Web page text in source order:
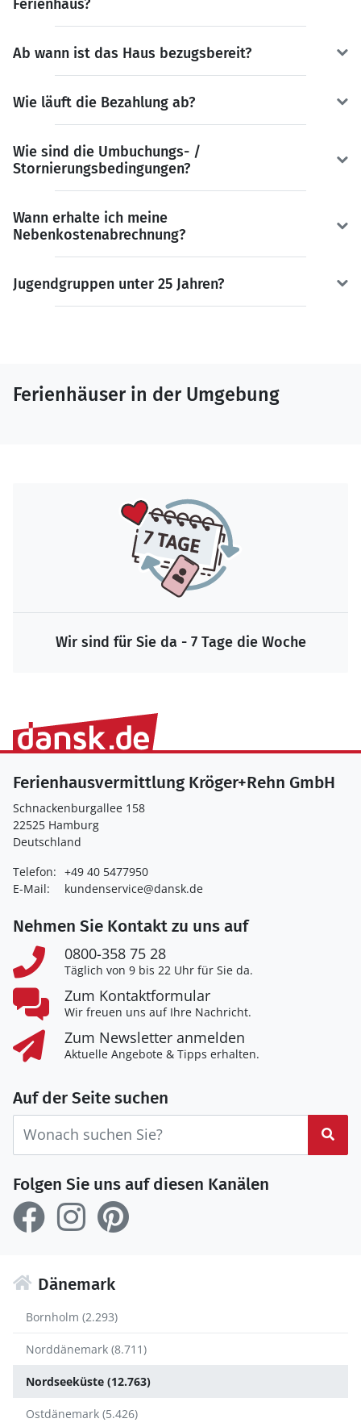
Ferienhaus?
Ab wann ist das Haus bezugsbereit?
Wie läuft die Bezahlung ab?
Wie sind die Umbuchungs- /
Stornierungsbedingungen?
Wann erhalte ich meine
Nebenkostenabrechnung?
Jugendgruppen unter 25 Jahren?
Ferienhäuser in der Umgebung
Wir sind für Sie da - 7 Tage die Woche
Ferienhausvermittlung Kröger+Rehn GmbH
Schnackenburgallee 158
22525 Hamburg
Deutschland
Telefon: +49 40 5477950
E-Mail:
kundenservice@dansk.de
Nehmen Sie Kontakt zu uns auf
0800-358 75 28
Täglich von 9 bis 22 Uhr für Sie da.
Zum Kontaktformular
Wir freuen uns auf Ihre Nachricht.
Zum Newsletter anmelden
Aktuelle Angebote & Tipps erhalten.
Auf der Seite suchen
Folgen Sie uns auf diesen Kanälen
Dänemark
Bornholm (2.293)
Norddänemark (8.711)
Nordseeküste (12.763)
Ostdänemark (5.426)